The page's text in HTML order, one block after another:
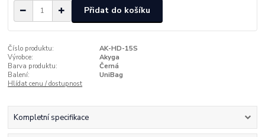
Přidat do košíku
Číslo produktu:
AK-HD-15S
Výrobce:
Akyga
Barva produktu:
Černá
Balení:
UniBag
Hlídat cenu / dostupnost
Kompletní specifikace